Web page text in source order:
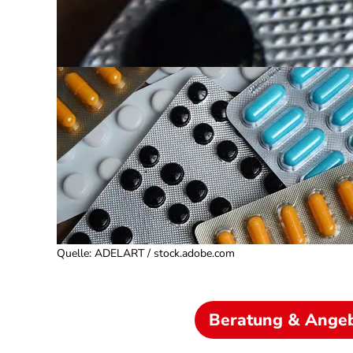
Quelle: ADELART / stock.adobe.com
Beratung &